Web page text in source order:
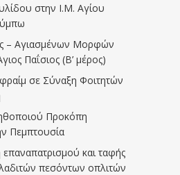
στην Ι.Μ. Αγίου
– Αγιασμένων Μορφών
Παΐσιος (Β’ μέρος)
σε Σύναξη Φοιτητών
Προκόπη
Πεμπτουσία
και ταφής
πεσόντων οπλιτών